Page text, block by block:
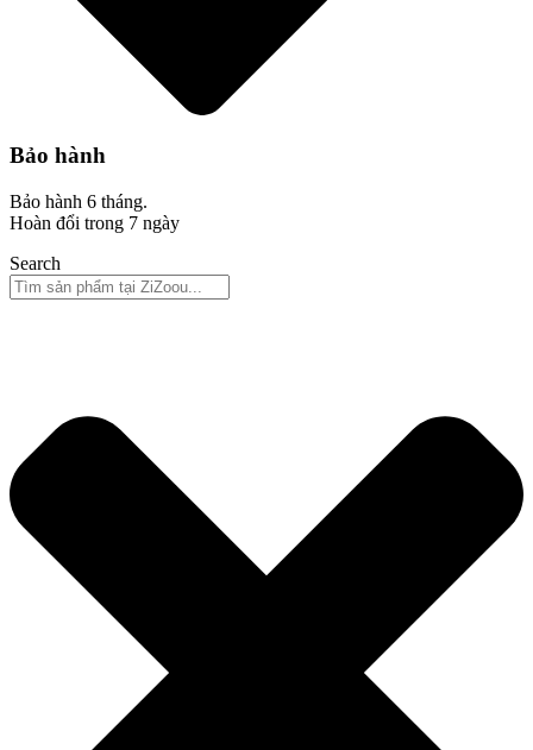
Bảo hành
Bảo hành 6 tháng.
Hoàn đổi trong 7 ngày
Search